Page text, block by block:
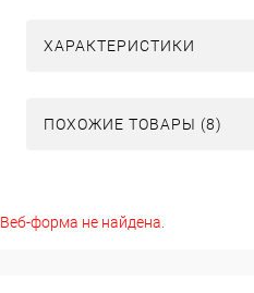
ХАРАКТЕРИСТИКИ
ПОХОЖИЕ ТОВАРЫ (8)
Веб-форма не найдена.